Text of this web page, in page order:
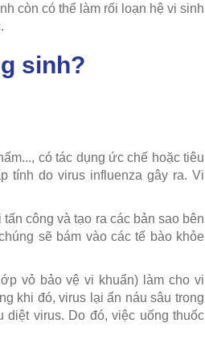
còn có thể làm rối loạn hệ vi sinh
sinh?
có tác dụng ức chế hoặc tiêu
tính do virus influenza gây ra. Vi
công và tạo ra các bản sao bên
sẽ bám vào các tế bào khỏe
vỏ bảo vệ vi khuẩn) làm cho vi
khi đó, virus lại ẩn náu sâu trong
diệt virus. Do đó, việc uống thuốc